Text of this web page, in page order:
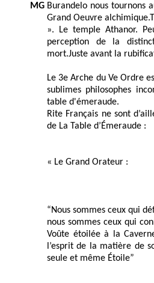
MG Burandelo nous tournons
Grand Oeuvre
». Le temple Athanor.
perception de la
mort.Juste avant la
Le 3e Arche du Ve Ordre
sublimes philosophes
table d'émeraude.
Rite Français ne sont
de La Table d’Émeraude :
« Le Grand Orateur :
“Nous sommes ceux qui
nous sommes ceux qui
Voûte étoilée à la
l’esprit de la matière de
seule et même Étoile”